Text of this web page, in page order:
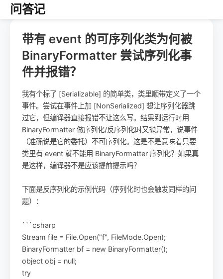
问答记
带有 event 的可序列化类为何被
BinaryFormatter 尝试序列化事
件并报错？
我有个标了 [Serializable] 的简单类，类里顺带定义了一个
事件。尝试在事件上加 [NonSerialized] 想让序列化器跳
过它，但编译器直接报错不让这么写。结果到运行时用
BinaryFormatter 做序列化/反序列化时又抛异常，说事件
（准确说是它的委托）不可序列化。这是不是意味着只要
类里有 event 就不能用 BinaryFormatter 序列化？如果真
是这样，编译器不是应该提前提示吗？
下面是反序列化的示例代码（序列化时也会触发同样的问
题）：
```csharp
Stream file = File.Open("f", FileMode.Open);
BinaryFormatter bf = new BinaryFormatter();
object obj = null;
try